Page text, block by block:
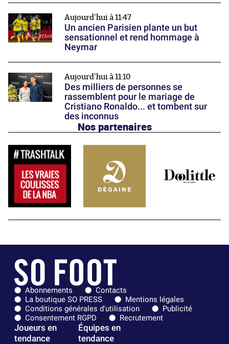
Aujourd'hui à 11:47
Un ancien Parisien plante un but
sensationnel et rend hommage à
Neymar
Aujourd'hui à 11:10
Des milliers de personnes se
rassemblent pour le mariage de
Cristiano Ronaldo... et tombent sur
des inconnus
Nos partenaires
Abonnements
Contacts
La boutique SO PRESS
Mentions légales
Conditions générales d'utilisation
Publicité
Consentement RGPD
Recrutement
Joueurs en
tendance
Équipes en
tendance